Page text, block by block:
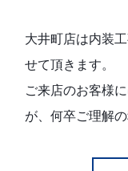
大井町店は内装
せて頂きます。
ご来店のお客様
が、何卒ご理解